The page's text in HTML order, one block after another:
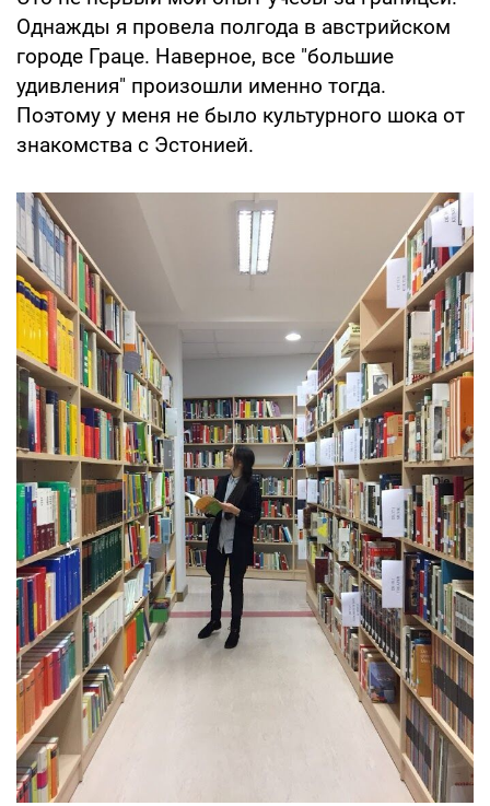
Однажды я провела полгода в австрийском
городе Граце. Наверное, все "большие
удивления" произошли именно тогда.
Поэтому у меня не было культурного шока от
знакомства с Эстонией.